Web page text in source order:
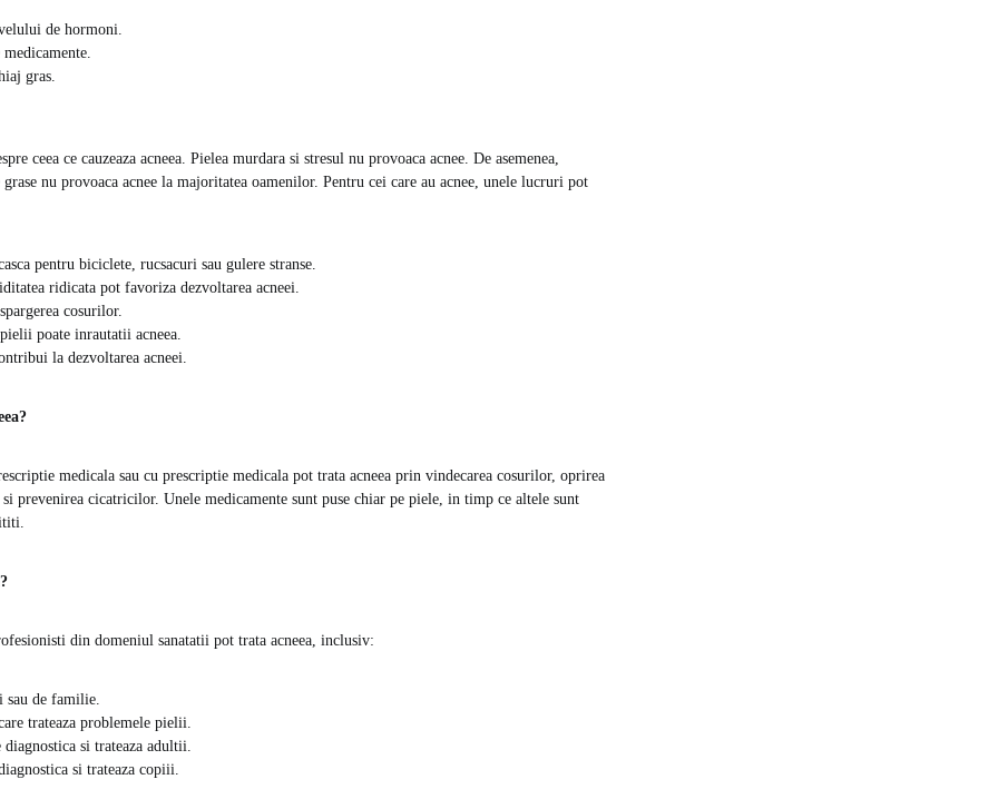
de hormoni.
gras.
ceea ce cauzeaza acneea. Pielea murdara si stresul nu provoaca acnee. De asemenea,
nu provoaca acnee la majoritatea oamenilor. Pentru cei care au acnee, unele lucruri pot
pentru biciclete, rucsacuri sau gulere stranse.
ridicata pot favoriza dezvoltarea acneei.
cosurilor.
poate inrautatii acneea.
la dezvoltarea acneei.
medicala sau cu prescriptie medicala pot trata acneea prin vindecarea cosurilor, oprirea
prevenirea cicatricilor. Unele medicamente sunt puse chiar pe piele, in timp ce altele sunt
din domeniul sanatatii pot trata acneea, inclusiv:
de familie.
trateaza problemele pielii.
si trateaza adultii.
si trateaza copiii.